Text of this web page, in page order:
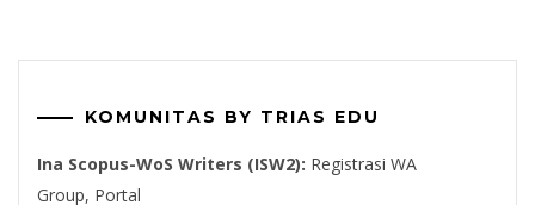
KOMUNITAS BY TRIAS EDU
Ina Scopus-WoS Writers (ISW2): Registrasi WA
Group, Portal